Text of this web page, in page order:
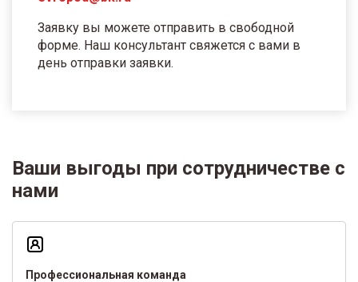
Заявку вы можете отправить в свободной
форме. Наш консультант свяжется с вами в
день отправки заявки.
Ваши выгоды при сотрудничестве с
нами
Профессиональная команда